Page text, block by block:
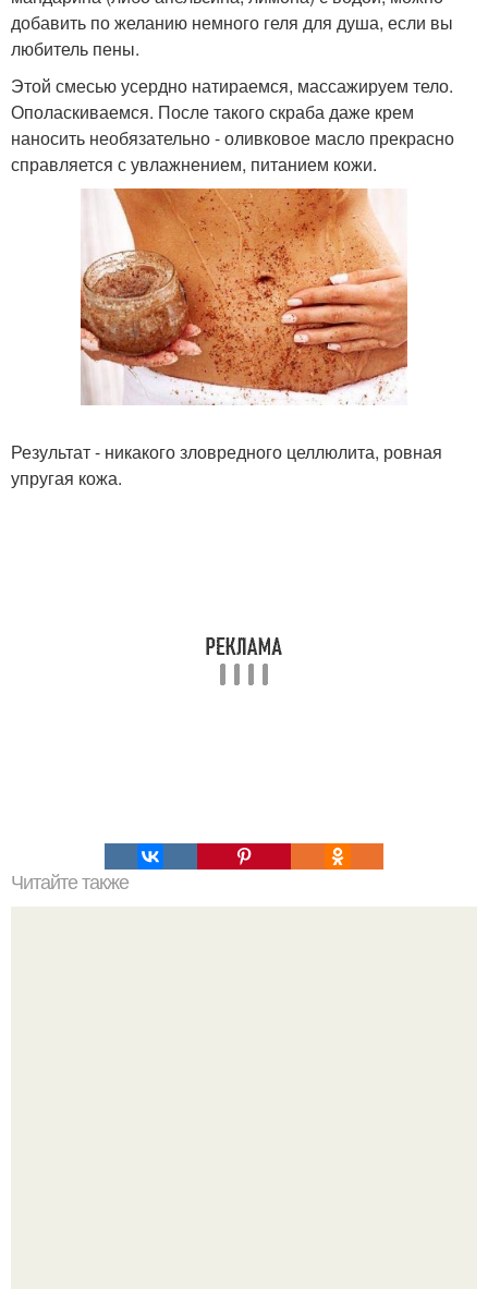
добавить по желанию немного геля для душа, если вы
любитель пены.
Этой смесью усердно натираемся, массажируем тело.
Ополаскиваемся. После такого скраба даже крем
наносить необязательно - оливковое масло прекрасно
справляется с увлажнением, питанием кожи.
Результат - никакого зловредного целлюлита, ровная
упругая кожа.
Читайте также